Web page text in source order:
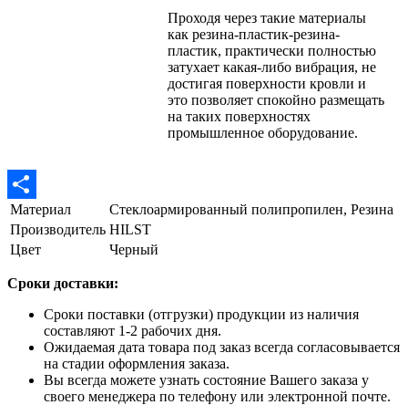
Проходя через такие материалы
как резина-пластик-резина-
пластик, практически полностью
затухает какая-либо вибрация, не
достигая поверхности кровли и
это позволяет спокойно размещать
на таких поверхностях
промышленное оборудование.
Отправить
Материал
Стеклоармированный полипропилен, Резина
Производитель HILST
Цвет
Черный
Сроки доставки:
Сроки поставки (отгрузки) продукции из наличия
составляют 1-2 рабочих дня.
Ожидаемая дата товара под заказ всегда согласовывается
на стадии оформления заказа.
Вы всегда можете узнать состояние Вашего заказа у
своего менеджера по телефону или электронной почте.